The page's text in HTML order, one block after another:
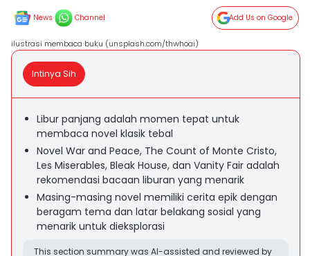
News Channel Add Us on Google
ilustrasi membaca buku (unsplash.com/thwhoai)
Intinya Sih
Libur panjang adalah momen tepat untuk
membaca novel klasik tebal
Novel War and Peace, The Count of Monte Cristo,
Les Miserables, Bleak House, dan Vanity Fair adalah
rekomendasi bacaan liburan yang menarik
Masing-masing novel memiliki cerita epik dengan
beragam tema dan latar belakang sosial yang
menarik untuk dieksplorasi
This section summary was AI-assisted and reviewed by